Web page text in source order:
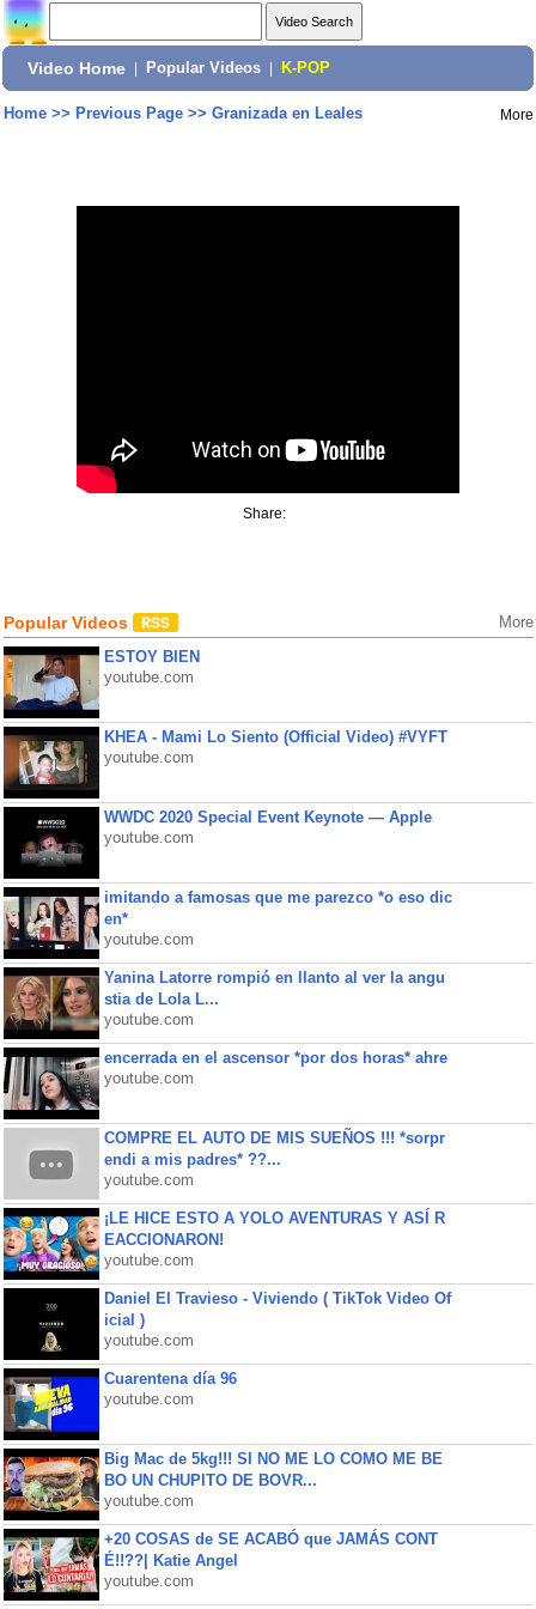
Video Home Popular Videos K-POP
Home>> Previous Page>> Granizada en Leales More
Share:
Popular Videos More
ESTOY BIEN
youtube.com
KHEA - Mami Lo Siento (Official Video) #VYFT
youtube.com
WWDC 2020 Special Event Keynote — Apple
youtube.com
imitando a famosas que me parezco *o eso dic
en*
youtube.com
Yanina Latorre rompió en llanto al ver la angu
stia de Lola L...
youtube.com
encerrada en el ascensor *por dos horas* ahre
youtube.com
COMPRE EL AUTO DE MIS SUEÑOS !!! *sorpr
endi a mis padres* ??...
youtube.com
¡LE HICE ESTO A YOLO AVENTURAS Y ASÍ R
EACCIONARON!
youtube.com
Daniel El Travieso - Viviendo ( TikTok Video Of
icial )
youtube.com
Cuarentena día 96
youtube.com
Big Mac de 5kg!!! SI NO ME LO COMO ME BE
BO UN CHUPITO DE BOVR...
youtube.com
+20 COSAS de SE ACABÓ que JAMÁS CONT
É!!??| Katie Angel
youtube.com